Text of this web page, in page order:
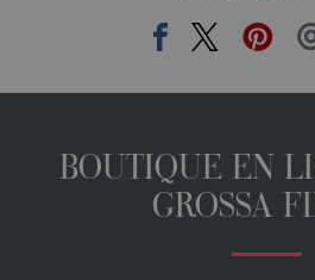
BOUTIQUE EN
GROSSA